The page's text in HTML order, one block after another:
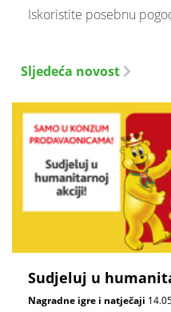
Iskoristite posebnu
Sljedeća novost
Sudjeluj u
Nagradne igre i natječaji